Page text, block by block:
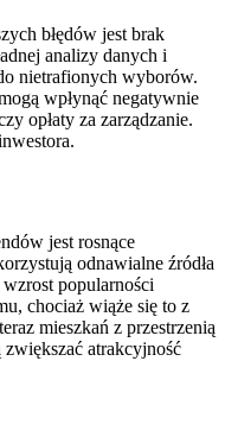
błędów jest brak
analizy danych i
nietrafionych wyborów.
wpłynąć negatywnie
opłaty za zarządzanie.
jest rosnące
odnawialne źródła
popularności
chociaż wiąże się to z
mieszkań z przestrzenią
atrakcyjność